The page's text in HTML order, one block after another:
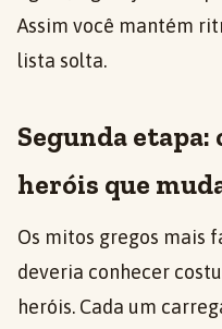
Assim você mantém
lista solta.
Segunda
heróis que
Os mitos gregos mais
deveria conhecer
heróis. Cada um